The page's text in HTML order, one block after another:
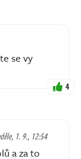
se vy
4
1. 9., 12:54
a za to